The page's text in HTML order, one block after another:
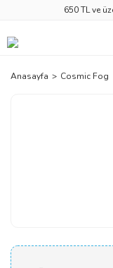
650 TL ve
Anasayfa Cosmic Fog